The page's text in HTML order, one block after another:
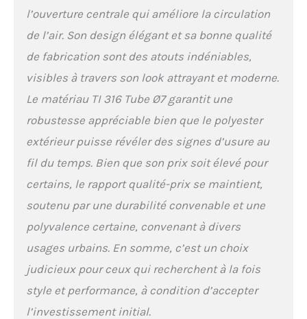
l’ouverture centrale qui améliore la circulation
de l’air. Son design élégant et sa bonne qualité
de fabrication sont des atouts indéniables,
visibles à travers son look attrayant et moderne.
Le matériau TI 316 Tube Ø7 garantit une
robustesse appréciable bien que le polyester
extérieur puisse révéler des signes d’usure au
fil du temps. Bien que son prix soit élevé pour
certains, le rapport qualité-prix se maintient,
soutenu par une durabilité convenable et une
polyvalence certaine, convenant à divers
usages urbains. En somme, c’est un choix
judicieux pour ceux qui recherchent à la fois
style et performance, à condition d’accepter
l’investissement initial.